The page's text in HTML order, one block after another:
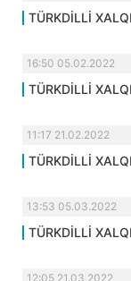
TÜRKDİLLİ
16:50 05.02.2022
TÜRKDİLLİ
11:17 21.02.2022
TÜRKDİLLİ
13:53 05.03.2022
TÜRKDİLLİ
12:05 21.03.2022